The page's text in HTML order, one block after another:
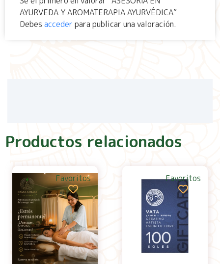
AYURVEDA Y AROMATERAPIA AYURVÉDICA”
Debes acceder para publicar una valoración.
Productos relacionados
Favoritos Favoritos